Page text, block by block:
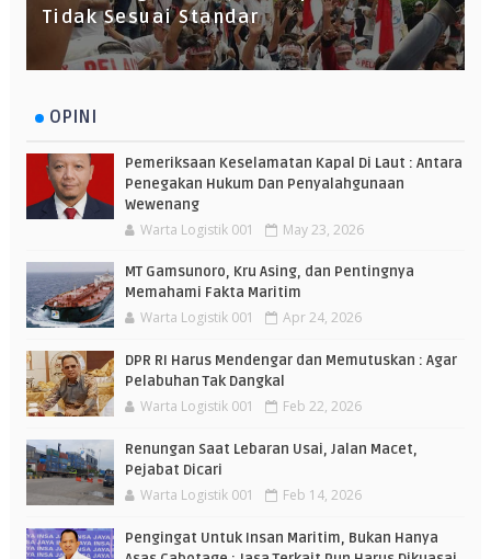
Tidak Sesuai Standar
OPINI
Pemeriksaan Keselamatan Kapal Di Laut : Antara
Penegakan Hukum Dan Penyalahgunaan
Wewenang
Warta Logistik 001 May 23, 2026
MT Gamsunoro, Kru Asing, dan Pentingnya
Memahami Fakta Maritim
Warta Logistik 001 Apr 24, 2026
DPR RI Harus Mendengar dan Memutuskan : Agar
Pelabuhan Tak Dangkal
Warta Logistik 001 Feb 22, 2026
Renungan Saat Lebaran Usai, Jalan Macet,
Pejabat Dicari
Warta Logistik 001 Feb 14, 2026
Pengingat Untuk Insan Maritim, Bukan Hanya